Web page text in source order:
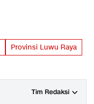
Provinsi Luwu Raya
Tim Redaksi